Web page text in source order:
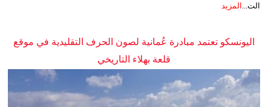
الت... المزيد
اليونسكو تعتمد مبادرة عُمانية لصون الحرف التقليدية في موقع
قلعة بهلاء التاريخي